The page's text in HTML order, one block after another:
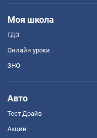
Моя школа
ГДЗ
Онлайн уроки
ЗНО
Авто
Тест Драйв
Акции